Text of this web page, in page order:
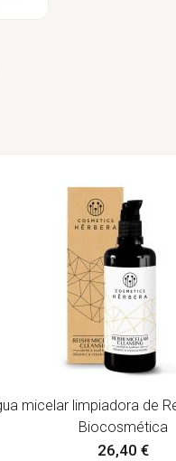
micelar limpiadora de
Biocosmética
26,40 €